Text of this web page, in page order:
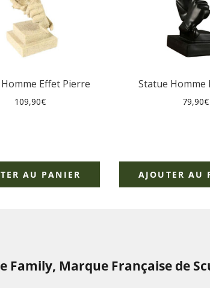
Effet Pierre
Prix
109,90€
AU PANIER
Statue Homme
Prix
79,90€
AJOUTER AU
Family, Marque Française de